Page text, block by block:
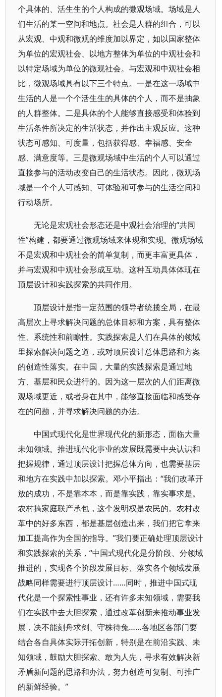
个具体的、活生生的个人构成的微观场域。场域是人
们生活的某一空间和地点。社会是人群的组合，可以
从宏观、中观和微观的维度加以界定，如以国家整体
为单位的宏观社会、以地方整体为单位的中观社会和
以特定场域为单位的微观社会。与宏观和中观社会相
比，微观场域具有以下三个特点。一是在这一场域中
生活的人是一个个活生生的具体的个人，而不是抽象
的人群整体。二是具体的个人能够直接感受和体验到
生活条件所决定的生活状态，并作出主观反应。这种
状态可感知、可度量，包括获得感、幸福感、安全
感、满意度等。三是微观场域中生活的个人可以通过
直接参与的活动改变自己的生活状态。因此，微观场
域是一个个人可感知、可体验和可参与的生活空间和
行动场所。
无论是宏观社会形态还是中观社会治理的“共同
性”构建，都要通过微观场域来体现和实现。微观场域
不是宏观和中观社会的简单复制，而更丰富更具体，
并与宏观和中观社会形成互动。这种互动具体体现在
顶层设计和实践探索的共同作用。
顶层设计是指一定范围的领导者统揽全局，在最
高层次上寻求解决问题的总体目标和方案，具有整体
性、系统性和前瞻性。实践探索是人们在具体的领域
里探索解决问题之道，或对顶层设计总体思路和方案
的创造性落实。在中国，大量的实践探索是通过地
方、基层和民众进行的。因为这一层次的人们距离微
观场域更近，或者身在其中，能够直接面临和感受存
在的问题，并寻求解决问题的办法。
中国式现代化是世界现代化的新形态，面临大量
未知领域。推进现代化事业的发展既需要中央认识和
把握规律，通过顶层设计把握总体方向，也需要基层
和地方在实践中加以探索。邓小平指出：“我们改革开
放的成功，不是靠本本，而是靠实践，靠实事求是。
农村搞家庭联产承包，这个发明权是农民的。农村改
革中的好多东西，都是基层创造出来，我们把它拿来
加工提高作为全国的指导。”我们要正确处理顶层设计
和实践探索的关系，“中国式现代化是分阶段、分领域
推进的，实现各个阶段发展目标、落实各个领域发展
战略同样需要进行顶层设计……同时，推进中国式现
代化是一个探索性事业，还有许多未知领域，需要我
们在实践中去大胆探索，通过改革创新来推动事业发
展，决不能刻舟求剑、守株待兔……各地区各部门要
结合各自具体实际开拓创新，特别是在前沿实践、未
知领域，鼓励大胆探索、敢为人先，寻求有效解决新
矛盾新问题的思路和办法，努力创造可复制、可推广
的新鲜经验。”